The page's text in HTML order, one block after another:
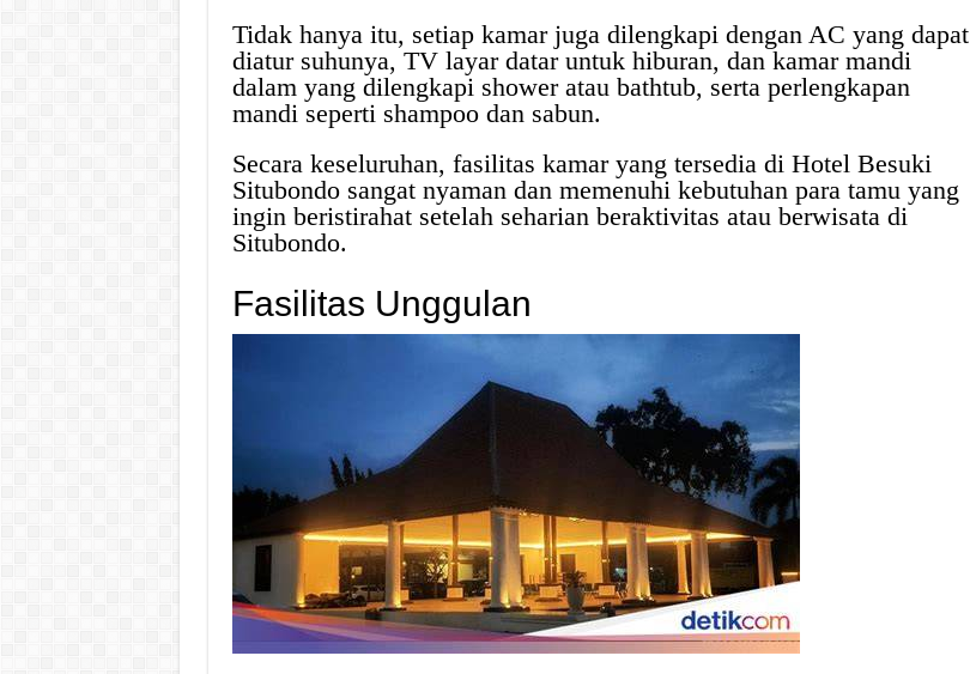
Tidak hanya itu, setiap kamar juga dilengkapi dengan AC yang dapat
diatur suhunya, TV layar datar untuk hiburan, dan kamar mandi
dalam yang dilengkapi shower atau bathtub, serta perlengkapan
mandi seperti shampoo dan sabun.
Secara keseluruhan, fasilitas kamar yang tersedia di Hotel Besuki
Situbondo sangat nyaman dan memenuhi kebutuhan para tamu yang
ingin beristirahat setelah seharian beraktivitas atau berwisata di
Situbondo.
Fasilitas Unggulan